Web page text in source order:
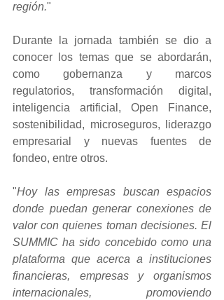
región."
Durante la jornada también se dio a
conocer los temas que se abordarán,
como gobernanza y marcos
regulatorios, transformación digital,
inteligencia artificial, Open Finance,
sostenibilidad, microseguros, liderazgo
empresarial y nuevas fuentes de
fondeo, entre otros.
"Hoy las empresas buscan espacios
donde puedan generar conexiones de
valor con quienes toman decisiones. El
SUMMIC ha sido concebido como una
plataforma que acerca a instituciones
financieras, empresas y organismos
internacionales, promoviendo